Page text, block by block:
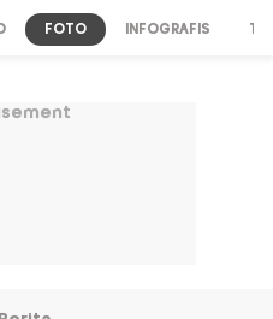
FOTO INFOGRAFIS TV